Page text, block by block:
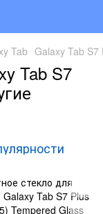
Tab Galaxy Tab
Tab S7